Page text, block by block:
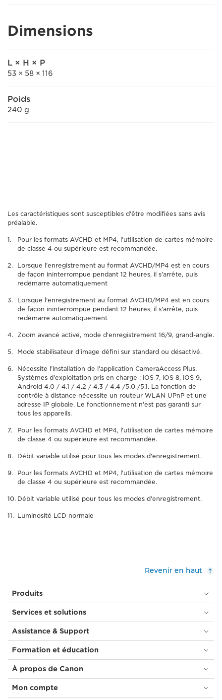
Dimensions
L × H × P
53 × 58 × 116
Poids
240 g
Les caractéristiques sont susceptibles d'être modifiées sans avis
préalable.
Pour les formats AVCHD et MP4, l'utilisation de cartes mémoire
de classe 4 ou supérieure est recommandée.
Lorsque l'enregistrement au format AVCHD/MP4 est en cours
de façon ininterrompue pendant 12 heures, il s'arrête, puis
redémarre automatiquement
Lorsque l'enregistrement au format AVCHD/MP4 est en cours
de façon ininterrompue pendant 12 heures, il s'arrête, puis
redémarre automatiquement
Zoom avancé activé, mode d'enregistrement 16/9, grand-angle.
Mode stabilisateur d'image défini sur standard ou désactivé.
Nécessite l'installation de l'application CameraAccess Plus.
Systèmes d'exploitation pris en charge : iOS 7, iOS 8, iOS 9,
Android 4.0 / 4.1 / 4.2 / 4.3 / 4.4 /5.0 /5.1. La fonction de
contrôle à distance nécessite un routeur WLAN UPnP et une
adresse IP globale. Le fonctionnement n'est pas garanti sur
tous les appareils.
Pour les formats AVCHD et MP4, l'utilisation de cartes mémoire
de classe 4 ou supérieure est recommandée.
Débit variable utilisé pour tous les modes d'enregistrement.
Pour les formats AVCHD et MP4, l'utilisation de cartes mémoire
de classe 4 ou supérieure est recommandée.
Débit variable utilisé pour tous les modes d'enregistrement.
Luminosité LCD normale
Revenir en haut
Produits
Services et solutions
Assistance & Support
Formation et éducation
À propos de Canon
Mon compte